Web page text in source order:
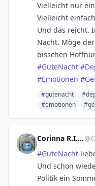
Vielleicht nur
Vielleicht
Und das reicht.
Nacht. Möge
bisschen
#GuteNacht #
#Emotionen #
#gutenacht
#emotionen
Corinna R.I.P. Natenom :nona:@
#GuteNacht
Und schon
Politik ein